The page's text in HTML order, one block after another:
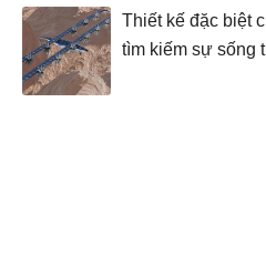
Thiết kế đặc biệt
tìm kiếm sự sống